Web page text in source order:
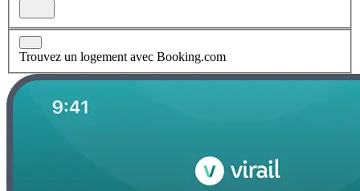
Trouvez un logement avec Booking.com